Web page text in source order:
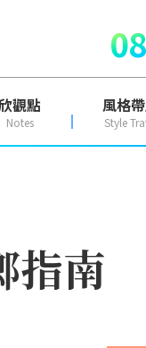
觀點
Notes
風格
Style
指南